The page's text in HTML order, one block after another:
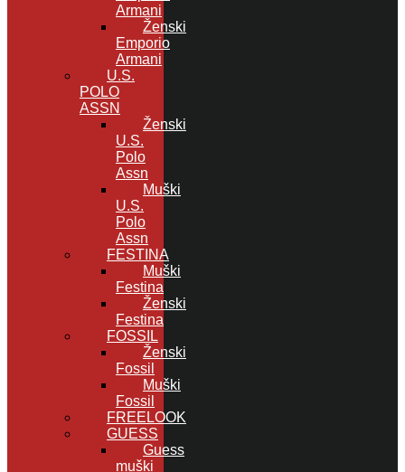
Armani
Ženski
Emporio
Armani
U.S.
POLO
ASSN
Ženski
U.S.
Polo
Assn
Muški
U.S.
Polo
Assn
FESTINA
Muški
Festina
Ženski
Festina
FOSSIL
Ženski
Fossil
Muški
Fossil
FREELOOK
GUESS
Guess
muški